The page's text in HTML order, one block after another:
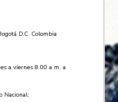
D.C. Colombia
a viernes 8.00 a.m. a
Nacional: